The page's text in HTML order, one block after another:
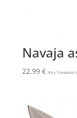
Navaja
22,99 € IVA y Transporte